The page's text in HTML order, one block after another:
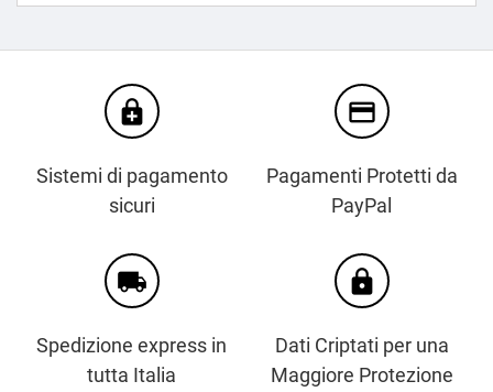
enhanced_encryption
Sistemi di pagamento
sicuri
credit_card
Pagamenti Protetti da
PayPal
local_shipping
Spedizione express in
tutta Italia
https
Dati Criptati per una
Maggiore Protezione